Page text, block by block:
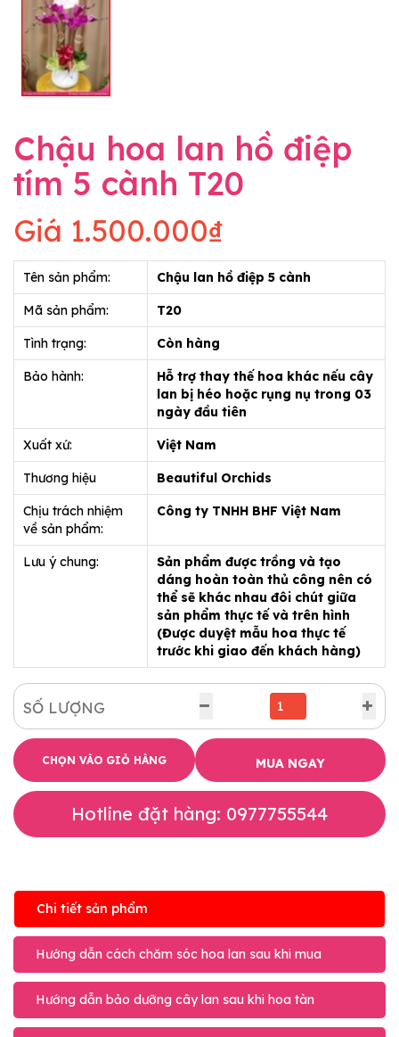
Chậu hoa lan hồ điệp
tím 5 cành T20
Giá 1.500.000₫
Tên sản phẩm: Chậu lan hồ điệp 5 cành
Mã sản phẩm: T20
Tình trạng: Còn hàng
Bảo hành:
Hỗ trợ thay thế hoa khác nếu cây
lan bị héo hoặc rụng nụ trong 03
ngày đầu tiên
Xuất xứ: Việt Nam
Thương hiệu Beautiful Orchids
Chịu trách nhiệm
về sản phẩm:
Công ty TNHH BHF Việt Nam
Lưu ý chung:
Sản phẩm được trồng và tạo
dáng hoàn toàn thủ công nên có
thể sẽ khác nhau đôi chút giữa
sản phẩm thực tế và trên hình
(Được duyệt mẫu hoa thực tế
trước khi giao đến khách hàng)
SỐ LƯỢNG
CHỌN VÀO GIỎ HÀNG MUA NGAY
Hotline đặt hàng: 0977755544
Chi tiết sản phẩm
Hướng dẫn cách chăm sóc hoa lan sau khi mua
Hướng dẫn bảo dưỡng cây lan sau khi hoa tàn